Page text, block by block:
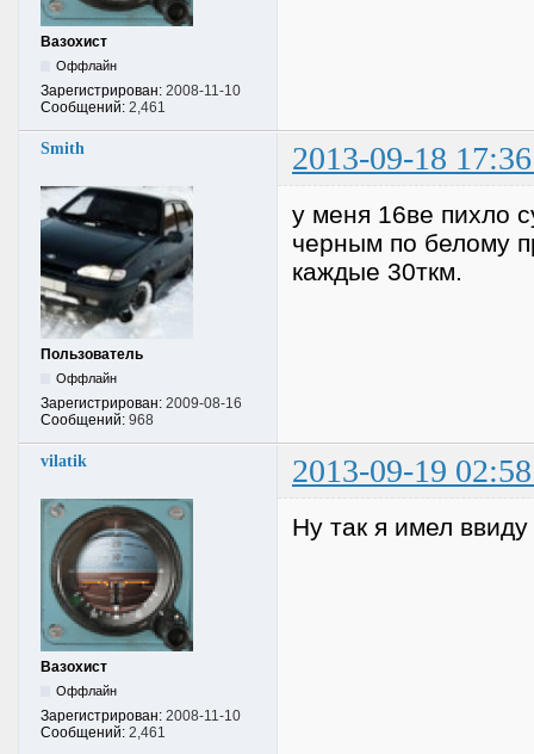
Вазохист
Оффлайн
Зарегистрирован: 2008-11-10
Сообщений: 2,461
Smith 2013-09-18
Пользователь
Оффлайн
Зарегистрирован: 2009-08-16
Сообщений: 968
у меня 16ве пихло
черным по белому
каждые 30ткм.
vilatik 2013-09-19
Вазохист
Оффлайн
Зарегистрирован: 2008-11-10
Сообщений: 2,461
Ну так я имел